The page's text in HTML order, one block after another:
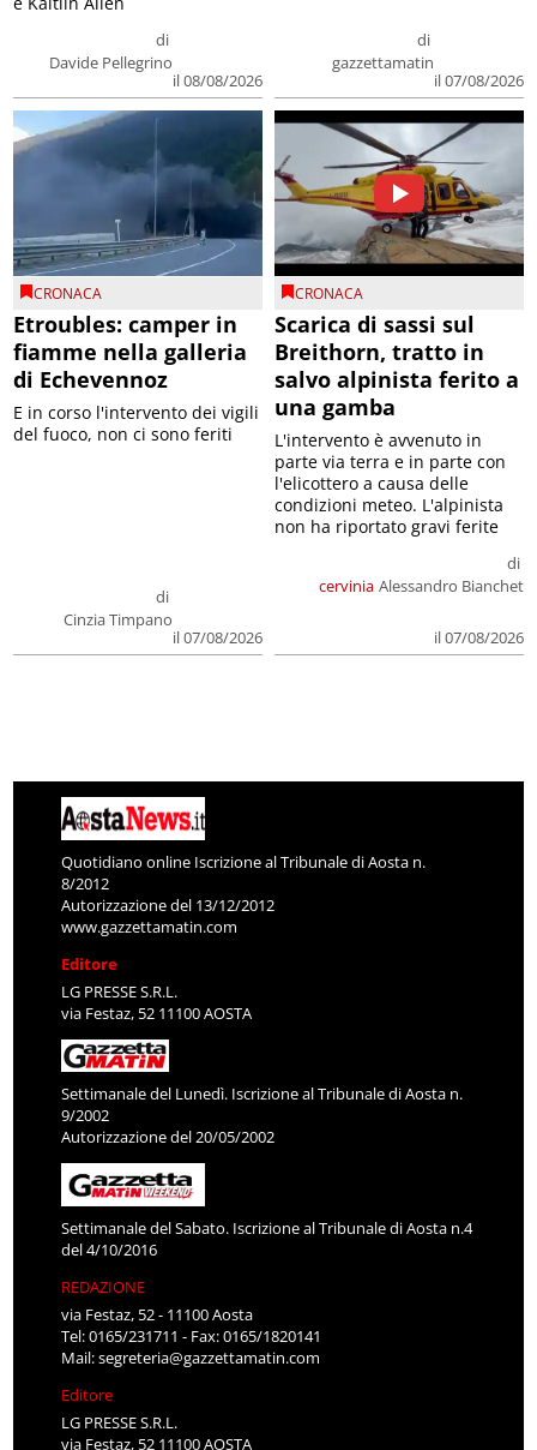
di
Davide Pellegrino
il 08/08/2026
di
gazzettamatin
il 07/08/2026
CRONACA
Etroubles: camper in
fiamme nella galleria
di Echevennoz
di
Cinzia Timpano
il 07/08/2026
E in corso l'intervento dei vigili
del fuoco, non ci sono feriti
CRONACA
Scarica di sassi sul
Breithorn, tratto in
salvo alpinista ferito a
una gamba
cervinia
di
Alessandro Bianchet
il 07/08/2026
L'intervento è avvenuto in
parte via terra e in parte con
l'elicottero a causa delle
condizioni meteo. L'alpinista
non ha riportato gravi ferite
Quotidiano online Iscrizione al Tribunale di Aosta n.
8/2012
Autorizzazione del 13/12/2012
www.gazzettamatin.com
Editore
LG PRESSE S.R.L.
via Festaz, 52 11100 AOSTA
Settimanale del Lunedì. Iscrizione al Tribunale di Aosta n.
9/2002
Autorizzazione del 20/05/2002
Settimanale del Sabato. Iscrizione al Tribunale di Aosta n.4
del 4/10/2016
REDAZIONE
via Festaz, 52 - 11100 Aosta
Tel: 0165/231711 - Fax: 0165/1820141
Mail:segreteria@gazzettamatin.com
Editore
LG PRESSE S.R.L.
via Festaz, 52 11100 AOSTA